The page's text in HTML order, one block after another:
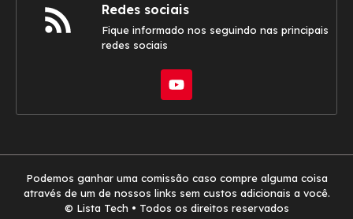
Redes sociais
Fique informado nos seguindo nas principais
redes sociais
Podemos ganhar uma comissão caso compre alguma coisa
através de um de nossos links sem custos adicionais a você.
© Lista Tech • Todos os direitos reservados